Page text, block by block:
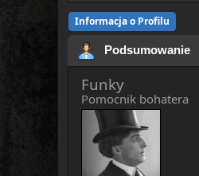
Informacja o Profilu
Podsumowanie
Funky
Pomocnik bohatera